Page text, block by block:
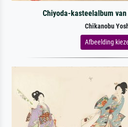
Chiyoda-kasteelalbum
Chikanobu
Afbeelding